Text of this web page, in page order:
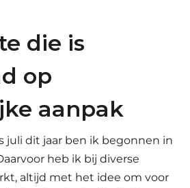
die is
op
aanpak
juli dit jaar ben ik begonnen in
heb ik bij diverse
altijd met het idee om voor